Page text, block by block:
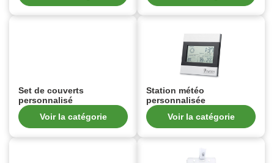
Set de couverts
personnalisé
Voir la catégorie
Station météo
personnalisée
Voir la catégorie